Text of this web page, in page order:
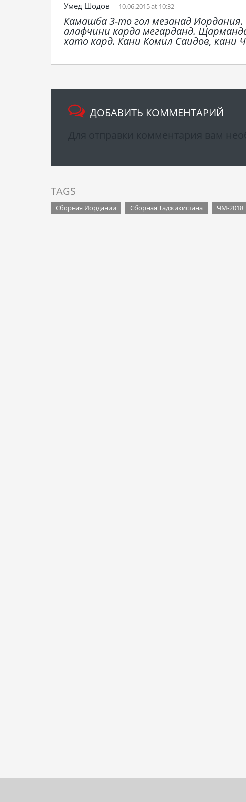
Умед Шодов 10.06.2015 at 10:32
Камашба 3-то гол мезанад
алафчини карда мегарданд.
хато кард. Кани Комил Саидов, кани
ДОБАВИТЬ КОММЕНТАРИЙ
TAGS
Сборная Иордании Сборная Таджикистана ЧМ-2018